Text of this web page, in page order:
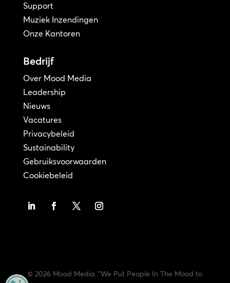
Support
Muziek Inzendingen
Onze Kantoren
Bedrijf
Over Mood Media
Leadership
Nieuws
Vacatures
Privacybeleid
Sustainability
Gebruiksvoorwaarden
Cookiebeleid
© 2026 Mood Media. "We Put People In The Mood to